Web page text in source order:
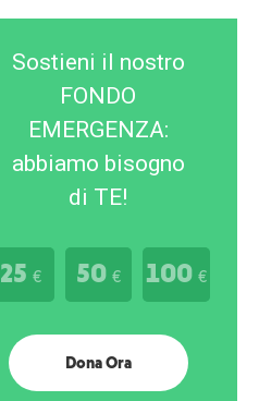
Sostieni il nostro
FONDO
EMERGENZA:
abbiamo bisogno
di TE!
25 € 50 € 100€
Dona Ora